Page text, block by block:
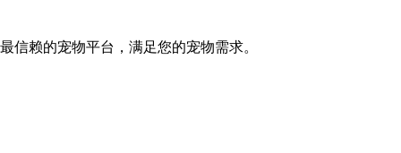
信赖的宠物平台，满足您的宠物需求。